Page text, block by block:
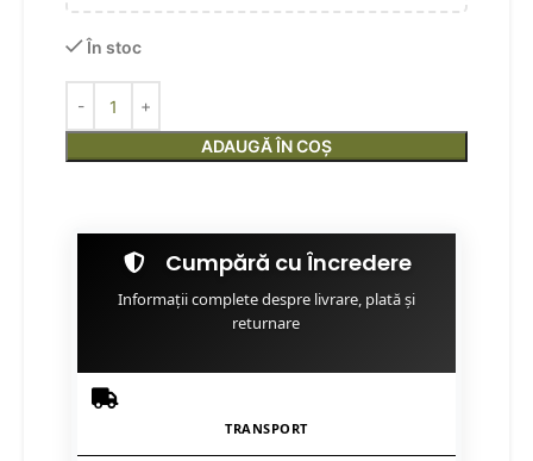
În stoc
ADAUGĂ ÎN COȘ
Cumpără cu Încredere
Informații complete despre livrare, plată și
returnare
TRANSPORT